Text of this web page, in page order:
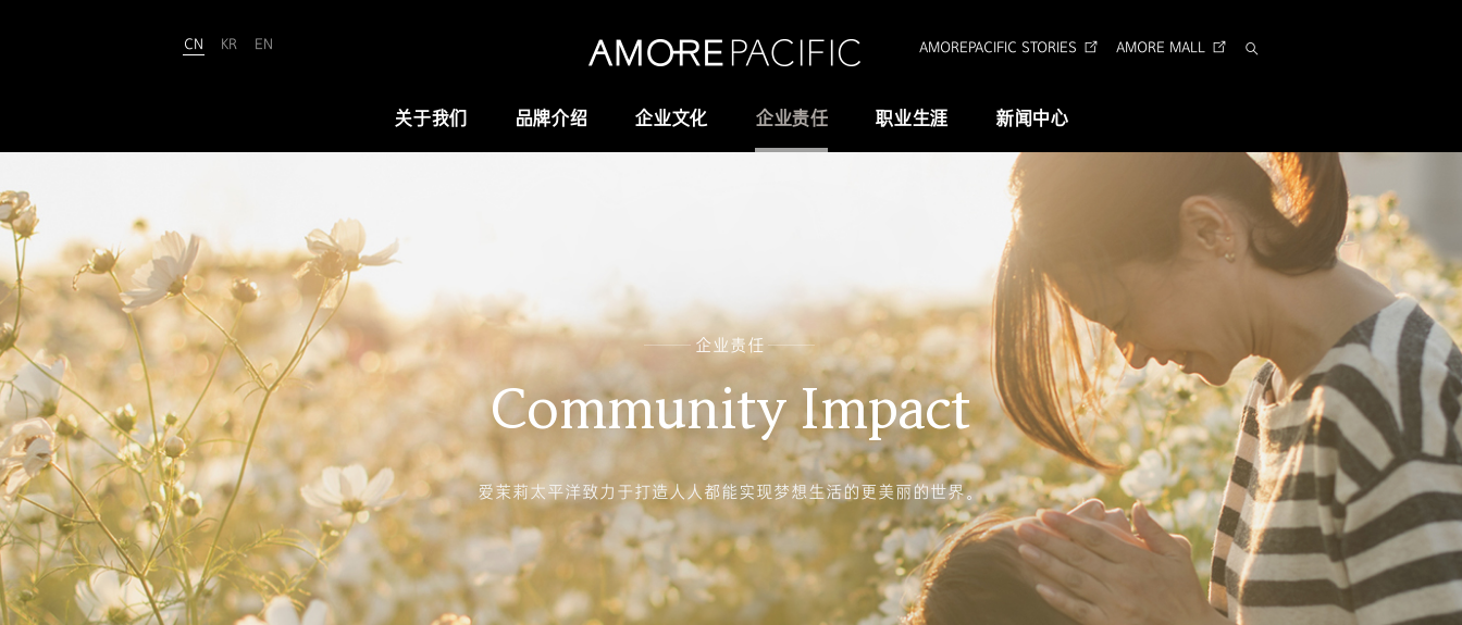
CN KR EN AMOREPACIFIC STORIES AMORE MALL
关于我们
关于我们
爱茉莉太平洋致力于“铸就美丽世界
（We Make A MORE Beautiful
World）”。承载80余年引领美与健康
的使命，正开创名为“New Beauty”
的美之未来，让全世界所有人跨越年
龄、性别与文化的界限，实现属于自
己的美丽。
查看详情
历史沿革
我们的价值观
供应链管理(SCM)
全域长寿科学
企业形象识别
Arita 字体
品牌介绍 企业文化 企业责任 职业生涯 新闻中心
企业责任
Community Impact
爱茉莉太平洋致力于打造人人都能实现梦想生活的更美丽的世界。